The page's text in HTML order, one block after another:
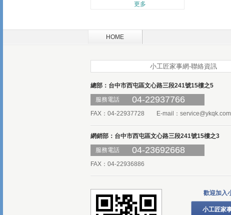
更多
HOME
小工匠家事網-聯絡資訊
總部：台中市西屯區文心路三段241號15樓之5
服務電話
04-22937766
FAX：04-22937728 E-mail：
網銷部：台中市西屯區文心路三段241號15樓之3
服務電話
04-23692668
FAX：04-22936886
歡迎加入
小工匠家